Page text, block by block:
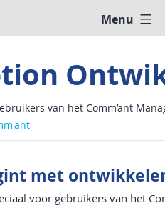
Menu
van het Comm’ant
met
voor gebruikers van het